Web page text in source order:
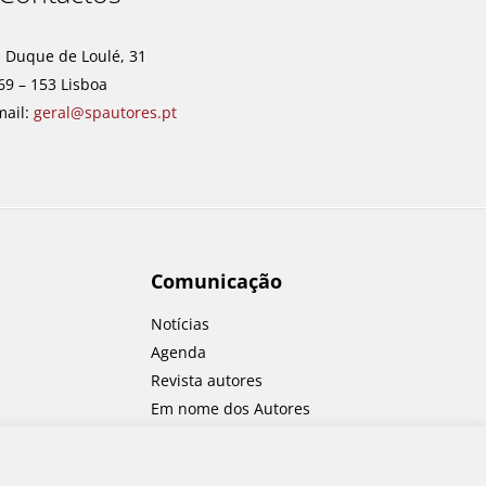
Duque de Loulé, 31
– 153 Lisboa
geral@spautores.pt
Comunicação
Notícias
Agenda
Revista autores
Em nome dos Autores